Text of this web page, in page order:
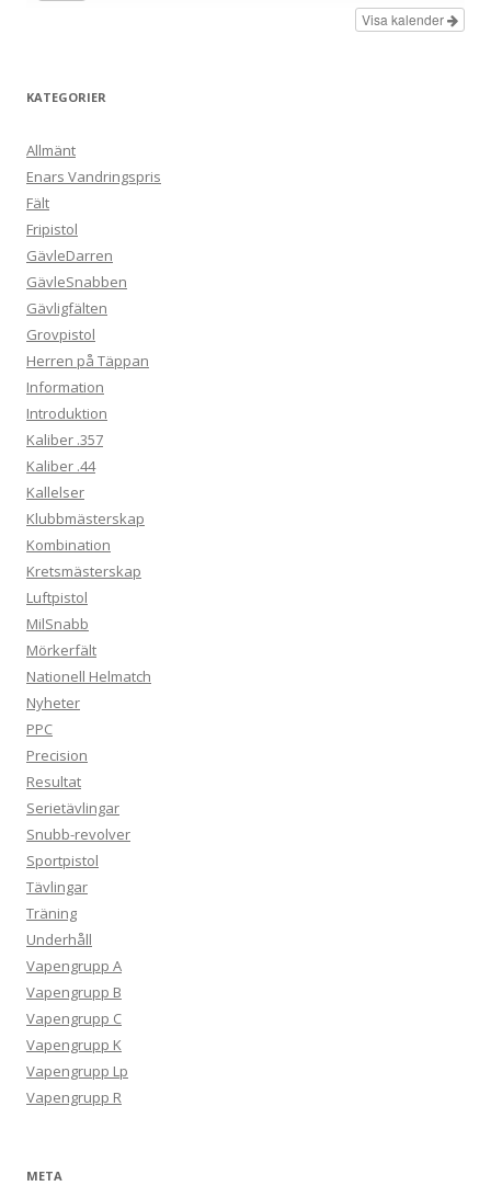
Visa kalender
KATEGORIER
Allmänt
Enars Vandringspris
Fält
Fripistol
GävleDarren
GävleSnabben
Gävligfälten
Grovpistol
Herren på Täppan
Information
Introduktion
Kaliber .357
Kaliber .44
Kallelser
Klubbmästerskap
Kombination
Kretsmästerskap
Luftpistol
MilSnabb
Mörkerfält
Nationell Helmatch
Nyheter
PPC
Precision
Resultat
Serietävlingar
Snubb-revolver
Sportpistol
Tävlingar
Träning
Underhåll
Vapengrupp A
Vapengrupp B
Vapengrupp C
Vapengrupp K
Vapengrupp Lp
Vapengrupp R
META